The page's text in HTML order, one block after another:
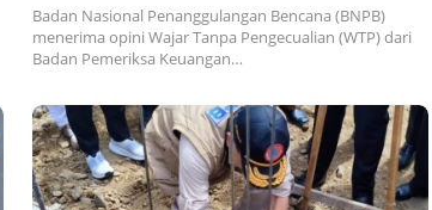
Badan Nasional Penanggulangan Bencana (BNPB)
menerima opini Wajar Tanpa Pengecualian (WTP) dari
Badan Pemeriksa Keuangan…